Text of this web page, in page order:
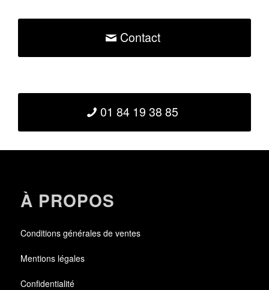
Contact
01 84 19 38 85
À PROPOS
Conditions générales de ventes
Mentions légales
Confidentialité